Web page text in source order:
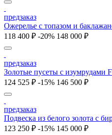
предзаказ
Ожерелье с топазом и
118 400 ₽ -20% 148 000 ₽
предзаказ
Золотые пусеты с изумрудами
124 525 ₽ -15% 146 500 ₽
предзаказ
Подвеска из белого золота с
123 250 ₽ -15% 145 000 ₽